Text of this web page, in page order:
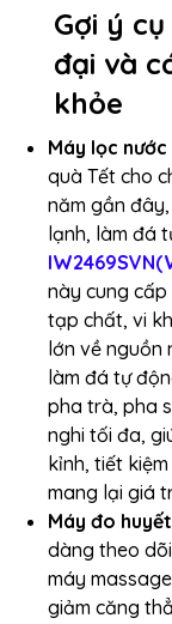
Gợi ý
đại và
khỏe
Máy lọc
quà Tết cho
năm gần
lạnh, làm đá
này cung
tạp chất, vi
lớn về nguồn
làm đá tự
pha trà, pha
nghi tối đa,
kỉnh, tiết
mang lại giá
Máy đo
dàng theo
máy
giảm căng